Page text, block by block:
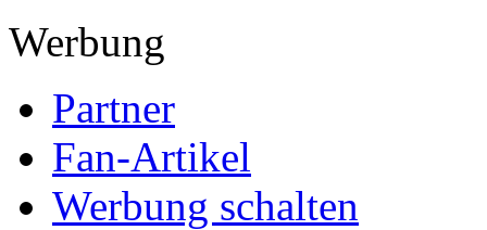
Werbung
Partner
Fan-Artikel
Werbung schalten